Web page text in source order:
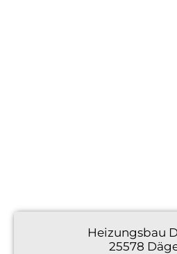
Heizungsbau
25578